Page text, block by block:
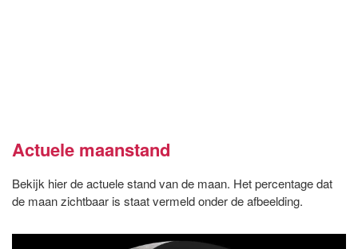
Actuele maanstand
Bekijk hier de actuele stand van de maan. Het percentage dat
de maan zichtbaar is staat vermeld onder de afbeelding.